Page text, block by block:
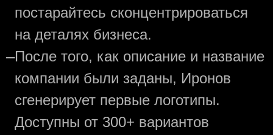
постарайтесь сконцентрироваться
на деталях бизнеса.
—После того, как описание и название
компании были заданы, Иронов
сгенерирует первые логотипы.
Доступны от 300+ вариантов